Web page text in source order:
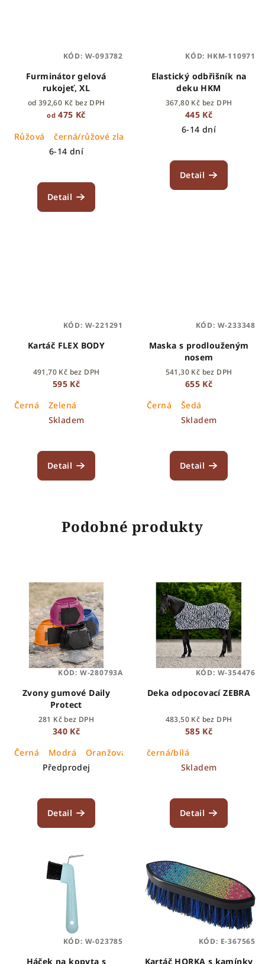
Furminátor gelová
rukojeť, XL
od 392,60 Kč bez DPH
od 475 Kč
Růžová
černá/růžové zlato
černá/stříbrná
6-14 dní
Detail
KÓD: W-093782
Elastický odbřišník na
deku HKM
367,80 Kč bez DPH
445 Kč
6-14 dní
Detail
KÓD: HKM-110971
Kartáč FLEX BODY
491,70 Kč bez DPH
595 Kč
Černá
Zelená
Skladem
Detail
KÓD: W-221291
Maska s prodlouženým
nosem
541,30 Kč bez DPH
655 Kč
Černá
Šedá
Skladem
Detail
KÓD: W-233348
Podobné produkty
Zvony gumové Daily
Protect
281 Kč bez DPH
340 Kč
Černá
Modrá Oranžová
Růžová
Předprodej
Detail
KÓD: W-280793A
Deka odpocovací ZEBRA
483,50 Kč bez DPH
585 Kč
černá/bílá
Skladem
Detail
KÓD: W-354476
Háček na kopyta s
KÓD: W-023785
Kartáč HORKA s kamínky
KÓD: E-367565